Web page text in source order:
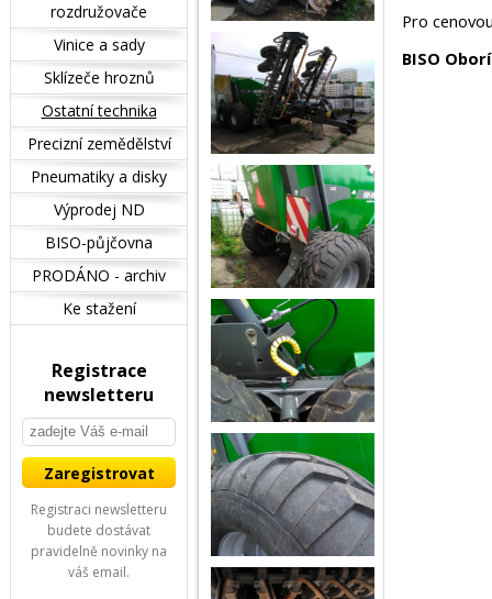
Pro
BISO
rozdružovače
Vinice a sady
Sklízeče hroznů
Ostatní technika
Precizní zemědělství
Pneumatiky a disky
Výprodej ND
BISO-půjčovna
PRODÁNO - archiv
Ke stažení
Registrace
newsletteru
Registraci newsletteru
budete dostávat
pravidelně novinky na
váš email.